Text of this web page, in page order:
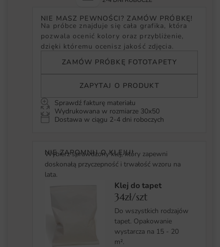
NIE MASZ PEWNOŚCI? ZAMÓW PRÓBKĘ!
Na próbce znajduje się cała grafika, która
pozwala ocenić kolory oraz przybliżenie,
dzięki któremu ocenisz jakość zdjęcia.
ZAMÓW PRÓBKĘ FOTOTAPETY
ZAPYTAJ O PRODUKT
Sprawdź fakturę materiału
Wydrukowana w rozmiarze 30x50
Dostawa w ciągu 2-4 dni roboczych
NIE ZAPOMNIJ O KLEJU!
Wybierz sprawdzony klej, który zapewni
doskonałą przyczepność i trwałość wzoru na
lata.
Klej do tapet
34zł/szt
Do wszystkich rodzajów
tapet. Opakowanie
wystarcza na 15 - 20
m².